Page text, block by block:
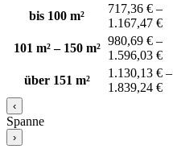
bis 100 m²
717,36 € –
1.167,47 €
101 m² – 150 m²
980,69 € –
1.596,03 €
über 151 m²
1.130,13 € –
1.839,24 €
‹
Spanne
›